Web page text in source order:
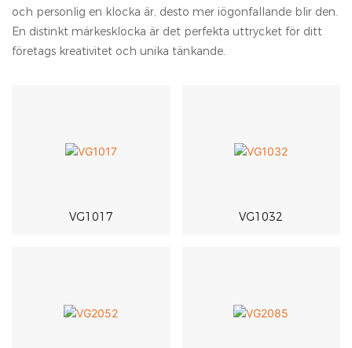
och personlig en klocka är, desto mer iögonfallande blir den.
En distinkt märkesklocka är det perfekta uttrycket för ditt
företags kreativitet och unika tänkande.
VG1017 VG1032